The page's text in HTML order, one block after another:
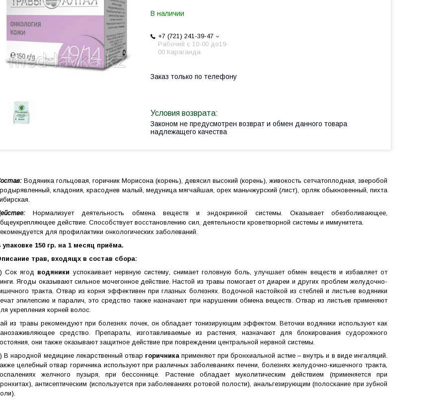
В наличии
+7 (721) 241-39-47
Рабочий с 10-00 до19-
00 Караганда
Заказ только по телефону
Законом не предусмотрен возврат и обмен данного товара
надлежащего качества
Водяника гольцовая, горичник Морисона (корень), девясил высокий (корень), живокость сетчатоплодная, зверобой
кладония, красоднев малый, медуница мягчайшая, орех маньчжурский (лист), орляк обыкновенный, пихта
Нормализует деятельность обмена веществ и эндокринной системы. Оказывает обезболивающее,
действие. Способствует восстановлению сил, деятельности кроветворной системы и иммунитета.
для профилактики онкологических заболеваний.
упаковке 150 гр. на 1 месяц приёма.
трав, входящх в состав сбора:
Сок ягод водяники успокаивает нервную систему, снимает головную боль, улучшает обмен веществ и избавляет от
Ягоды оказывают сильное мочегонное действие. Настой из травы помогает от диареи и других проблем желудочно-
тракта. Отвар из корня эффективен при глазных болезнях. Водочной настойкой из стеблей и листьев водяники
эпилепсию и паралич, это средство также назначают при нарушении обмена веществ. Отвар из листьев применяют
укрепления корней волос.
из травы рекомендуют при болезнях почек, он обладает тонизирующим эффектом. Веточки водяники используют как
средство. Препараты, изготавливаемые из растения, назначают для блокирования судорожного
они также оказывают защитное действие при повреждении центральной нервной системы.
В народной медицине лекарственный отвар горичника применяют при бронхиальной астме – внутрь и в виде ингаляций.
целебный отвар горичника используют при различных заболеваниях печени, болезнях желудочно-кишечного тракта,
желчного пузыря, при бессоннице. Растение обладает муколитическим действием (применяется при
антисептическим (используется при заболеваниях ротовой полости), анальгезирующим (полоскание при зубной